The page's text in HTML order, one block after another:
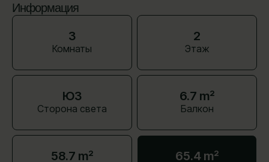
Информация
3
Комнаты
2
Этаж
ЮЗ
Сторона света
6.7 m²
Балкон
58.7 m² 65.4 m²